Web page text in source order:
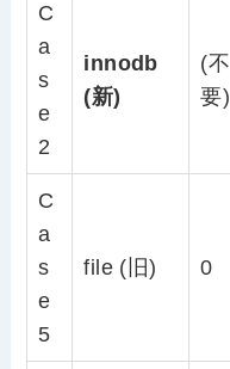
C
a
s
e
2
innodb
(新)
(不
要)
C
a
s
e
5
file (旧) 0